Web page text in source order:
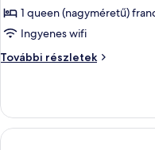
1 queen (nagyméretű)
Ingyenes wifi
További részletek
Signature
folyóra
további
részletei